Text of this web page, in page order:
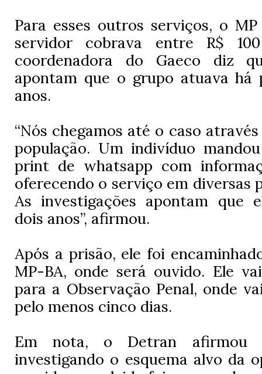
Para esses outros serviços, o
servidor cobrava entre R$
coordenadora do Gaeco diz
apontam que o grupo atuava há
anos.
“Nós chegamos até o caso
população. Um indivíduo
print de whatsapp com
oferecendo o serviço em diversas
As investigações apontam que
dois anos”, afirmou.
Após a prisão, ele foi
MP-BA, onde será ouvido. Ele
para a Observação Penal, onde
pelo menos cinco dias.
Em nota, o Detran afirmou
investigando o esquema alvo da